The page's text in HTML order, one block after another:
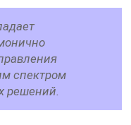
спектром
решений.